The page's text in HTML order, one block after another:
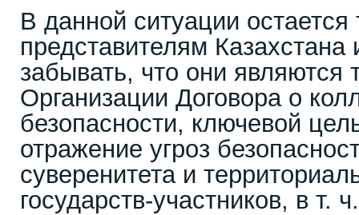
В данной ситуации остается
представителям Казахстана
забывать, что они являются
Организации Договора о
безопасности, ключевой
отражение угроз
суверенитета и
государств-участников, в т.